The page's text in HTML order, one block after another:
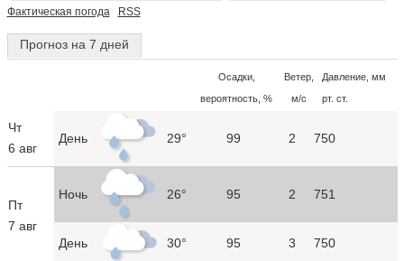
Фактическая погода RSS
Прогноз на 7 дней
Осадки,
вероятность, %
Ветер,
м/с
Давление, мм
рт. ст.
Чт
6 авг
День 29° 99 2 750
Пт
7 авг
Ночь 26° 95 2 751
День 30° 95 3 750